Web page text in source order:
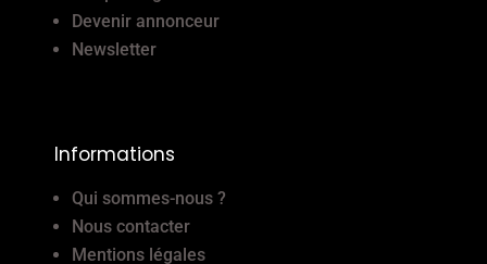
Devenir annonceur
Newsletter
Informations
Qui sommes-nous ?
Nous contacter
Mentions légales